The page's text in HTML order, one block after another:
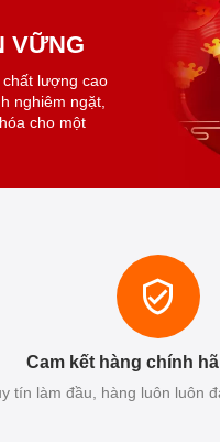
VỮNG
lượng cao
nghiêm ngặt,
cho một
Cam kết hàng chính
tín làm đầu, hàng luôn luôn